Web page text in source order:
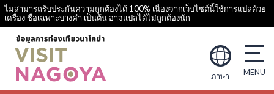
ไม่สามารถรับประกันความถูกต้องได้ 100% เนื่องจากเว็บไซต์นี้ใช้การแปลด้วย
เครื่อง ชื่อเฉพาะบางคำ เป็นต้น อาจแปลได้ไม่ถูกต้องนัก
ภาษา